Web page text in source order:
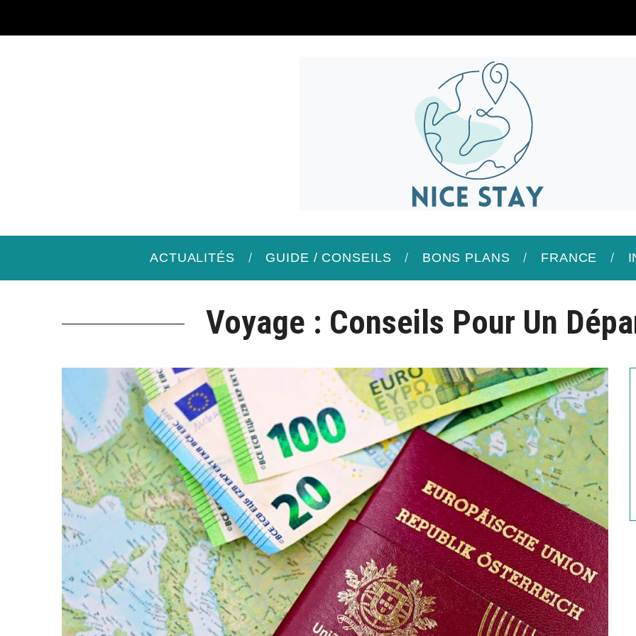
ACTUALITÉS GUIDE / CONSEILS BONS PLANS FRANCE
Voyage : Conseils Pour Un